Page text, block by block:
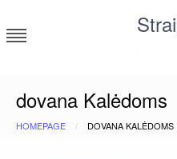
to
content
dovana Kalėdoms
HOMEPAGE DOVANA KALĖDOMS